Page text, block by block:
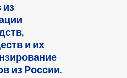
из
и их
из России.